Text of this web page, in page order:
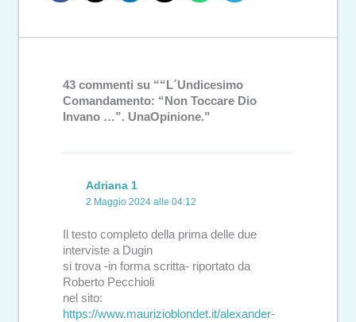
43 commenti su ““L´Undicesimo
Comandamento: “Non Toccare Dio
Invano …”. UnaOpinione.”
Adriana 1
2 Maggio 2024 alle 04:12
Il testo completo della prima delle due
interviste a Dugin
si trova -in forma scritta- riportato da
Roberto Pecchioli
nel sito:
https://www.maurizioblondet.it/alexander-